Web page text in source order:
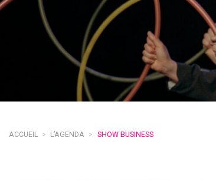
ACCUEIL > L’AGENDA > SHOW BUSINESS